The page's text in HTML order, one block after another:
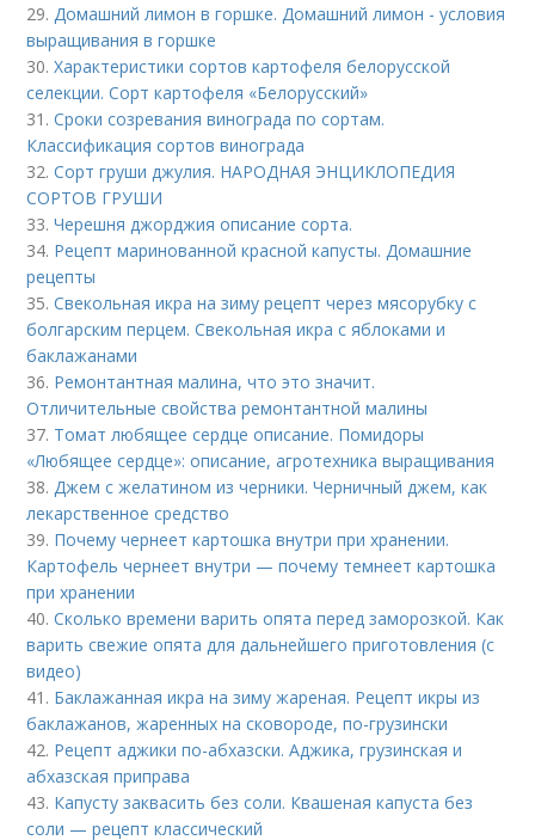
29.Домашний лимон в горшке. Домашний лимон - условия
выращивания в горшке
30.Характеристики сортов картофеля белорусской
селекции. Сорт картофеля «Белорусский»
31.Сроки созревания винограда по сортам.
Классификация сортов винограда
32.Сорт груши джулия. НАРОДНАЯ ЭНЦИКЛОПЕДИЯ
СОРТОВ ГРУШИ
33.Черешня джорджия описание сорта.
34. Рецепт маринованной красной капусты. Домашние
рецепты
35.Свекольная икра на зиму рецепт через мясорубку с
болгарским перцем. Свекольная икра с яблоками и
баклажанами
36. Ремонтантная малина, что это значит.
Отличительные свойства ремонтантной малины
37. Томат любящее сердце описание. Помидоры
«Любящее сердце»: описание, агротехника выращивания
38.Джем с желатином из черники. Черничный джем, как
лекарственное средство
39. Почему чернеет картошка внутри при хранении.
Картофель чернеет внутри — почему темнеет картошка
при хранении
40.Сколько времени варить опята перед заморозкой. Как
варить свежие опята для дальнейшего приготовления (с
видео)
41. Баклажанная икра на зиму жареная. Рецепт икры из
баклажанов, жаренных на сковороде, по-грузински
42. Рецепт аджики по-абхазски. Аджика, грузинская и
абхазская приправа
43. Капусту заквасить без соли. Квашеная капуста без
соли — рецепт классический